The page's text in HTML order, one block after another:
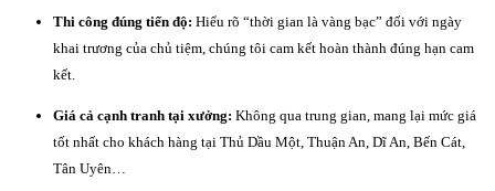
Thi công đúng tiến độ: Hiểu rõ “thời gian là vàng bạc” đối với ngày
khai trương của chủ tiệm, chúng tôi cam kết hoàn thành đúng hạn cam
kết.
Giá cả cạnh tranh tại xưởng: Không qua trung gian, mang lại mức giá
tốt nhất cho khách hàng tại Thủ Dầu Một, Thuận An, Dĩ An, Bến Cát,
Tân Uyên…